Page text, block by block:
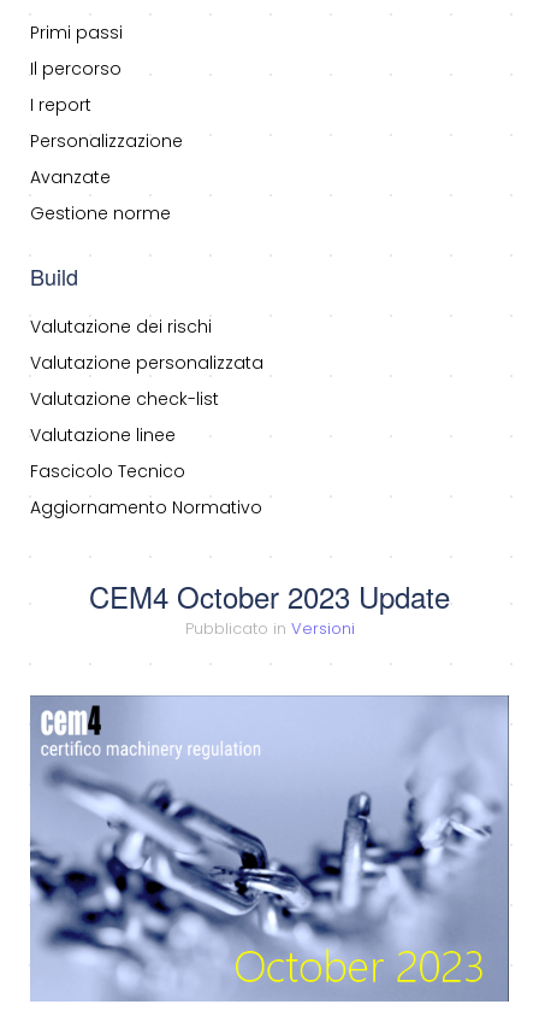
Primi passi
Il percorso
I report
Personalizzazione
Avanzate
Gestione norme
Build
Valutazione dei rischi
Valutazione personalizzata
Valutazione check-list
Valutazione linee
Fascicolo Tecnico
Aggiornamento Normativo
CEM4 October 2023 Update
Pubblicato in Versioni